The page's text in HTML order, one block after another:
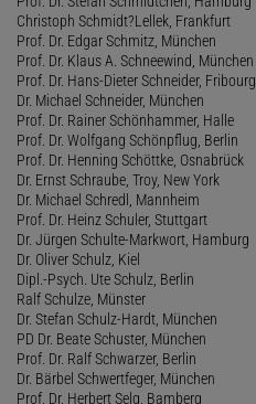
Christoph Schmidt?Lellek, Frankfurt
Prof. Dr. Edgar Schmitz, München
Prof. Dr. Klaus A. Schneewind, München
Prof. Dr. Hans-Dieter Schneider, Fribourg
Dr. Michael Schneider, München
Prof. Dr. Rainer Schönhammer, Halle
Prof. Dr. Wolfgang Schönpflug, Berlin
Prof. Dr. Henning Schöttke, Osnabrück
Dr. Ernst Schraube, Troy, New York
Dr. Michael Schredl, Mannheim
Prof. Dr. Heinz Schuler, Stuttgart
Dr. Jürgen Schulte-Markwort, Hamburg
Dr. Oliver Schulz, Kiel
Dipl.-Psych. Ute Schulz, Berlin
Ralf Schulze, Münster
Dr. Stefan Schulz-Hardt, München
PD Dr. Beate Schuster, München
Prof. Dr. Ralf Schwarzer, Berlin
Dr. Bärbel Schwertfeger, München
Prof. Dr. Herbert Selg, Bamberg